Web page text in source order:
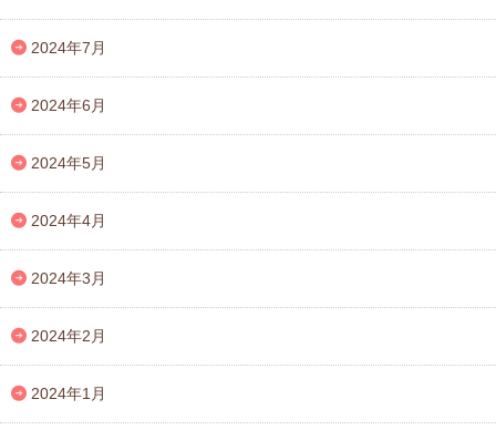
2024年7月
2024年6月
2024年5月
2024年4月
2024年3月
2024年2月
2024年1月